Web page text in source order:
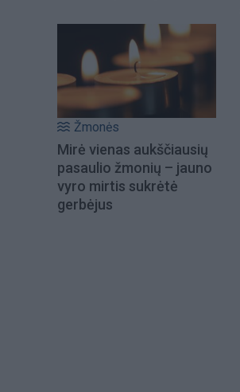
Žmonės
Mirė vienas aukščiausių
pasaulio žmonių – jauno
vyro mirtis sukrėtė
gerbėjus